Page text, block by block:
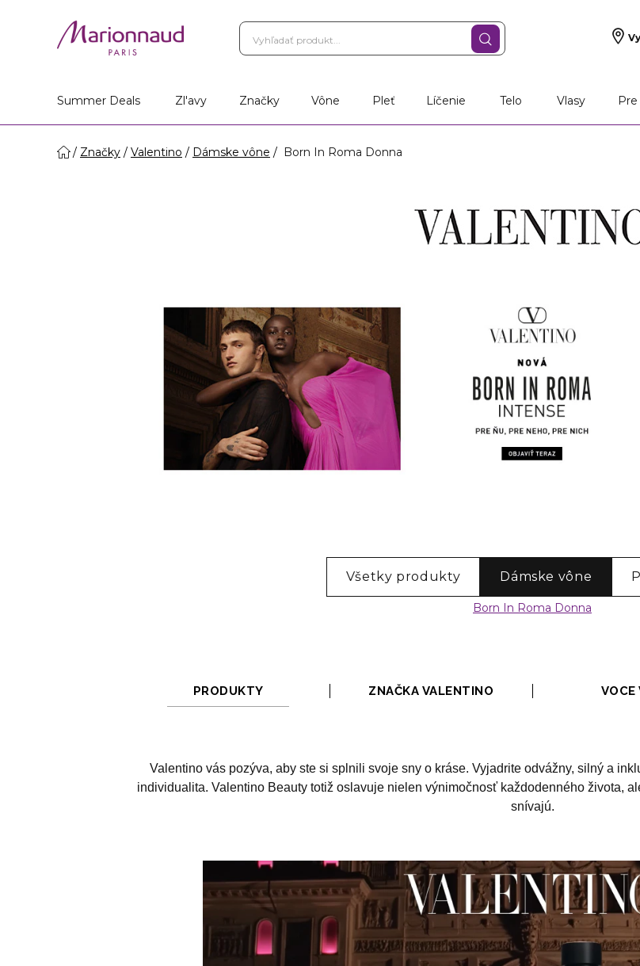
Summer Deals Zl'avy Značky Vône Pleť Líčenie Telo Vlasy
Značky Valentino Dámske vône Born In Roma Donna
Všetky produkty Dámske vône
Born In Roma Donna
PRODUKTY ZNAČKA VALENTINO VOCE
Valentino vás pozýva, aby ste si splnili svoje sny o kráse. Vyjadrite odvážny, silný a
individualita. Valentino Beauty totiž oslavuje nielen výnimočnosť každodenného života,
snívajú.